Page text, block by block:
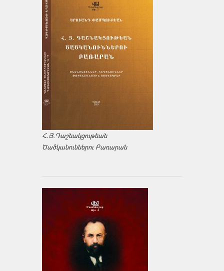
Հ.Յ.Դաշնակցութեան
Ծածկանուններու Բառարան